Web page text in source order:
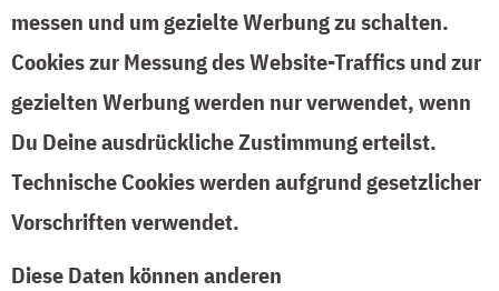
messen und um gezielte Werbung zu schalten.
Cookies zur Messung des Website-Traffics und zur
gezielten Werbung werden nur verwendet, wenn
Du Deine ausdrückliche Zustimmung erteilst.
Technische Cookies werden aufgrund gesetzlicher
Vorschriften verwendet.
Diese Daten können anderen